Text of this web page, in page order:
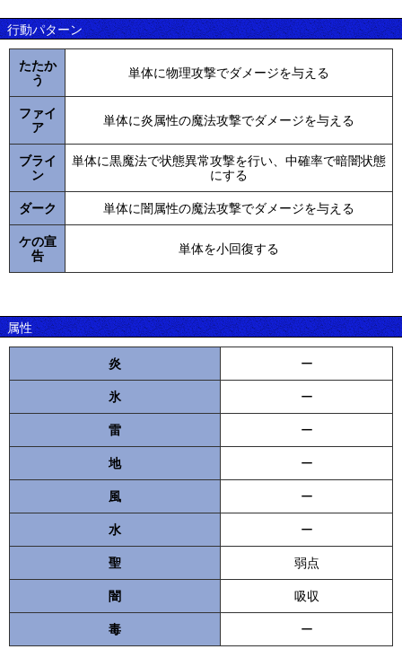
行動パターン
たたか
う
単体に物理攻撃でダメージを与える
ファイ
ア
単体に炎属性の魔法攻撃でダメージを与える
ブライ
ン
単体に黒魔法で状態異常攻撃を行い、中確率で暗闇状態
にする
ダーク 単体に闇属性の魔法攻撃でダメージを与える
ケの宣
告
単体を小回復する
属性
炎 ー
氷 ー
雷 ー
地 ー
風 ー
水 ー
聖 弱点
闇 吸収
毒 ー